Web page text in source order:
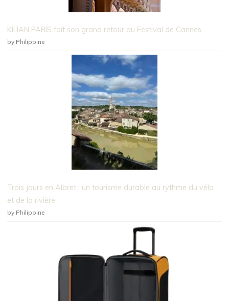
KILIAN PARIS fait son grand retour au Festival de Cannes
by Philippine
Trois jours en Albret : un tourisme durable au rythme du vélo
et de la rivière
by Philippine